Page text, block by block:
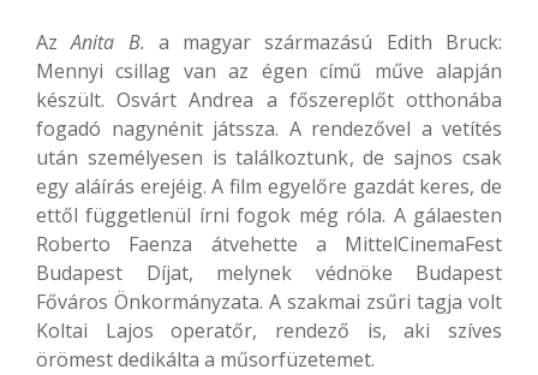
AzAnita B. a magyar származású Edith Bruck:
Mennyi csillag van az égen című műve alapján
készült. Osvárt Andrea a főszereplőt otthonába
fogadó nagynénit játssza. A rendezővel a vetítés
után személyesen is találkoztunk, de sajnos csak
egy aláírás erejéig. A film egyelőre gazdát keres, de
ettől függetlenül írni fogok még róla. A gálaesten
Roberto Faenza átvehette a MittelCinemaFest
Budapest Díjat, melynek védnöke Budapest
Főváros Önkormányzata. A szakmai zsűri tagja volt
Koltai Lajos operatőr, rendező is, aki szíves
örömest dedikálta a műsorfüzetemet.